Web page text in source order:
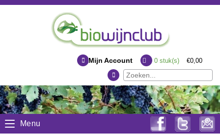
Mijn Account 0stuk(s) €0,00
Menu